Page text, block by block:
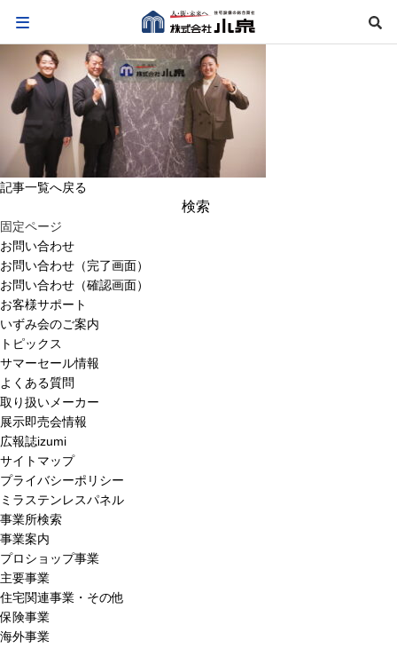
記事一覧へ戻る
索:
固定ページ
お問い合わせ
お問い合わせ（完了画面）
お問い合わせ（確認画面）
お客様サポート
いずみ会のご案内
トピックス
サマーセール情報
よくある質問
取り扱いメーカー
展示即売会情報
広報誌izumi
サイトマップ
プライバシーポリシー
ミラステンレスパネル
事業所検索
事業案内
プロショップ事業
主要事業
住宅関連事業・その他
保険事業
海外事業